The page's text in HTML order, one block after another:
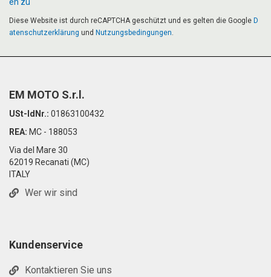
Diese Website ist durch reCAPTCHA geschützt und es gelten die Google D
atenschutzerklärung und Nutzungsbedingungen.
EM MOTO S.r.l.
USt-IdNr.: 01863100432
REA: MC - 188053
Via del Mare 30
62019 Recanati (MC)
ITALY
Wer wir sind
Kundenservice
Kontaktieren Sie uns